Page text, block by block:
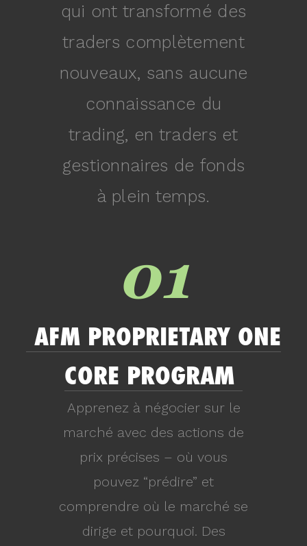
qui ont transformé des
traders complètement
nouveaux, sans aucune
connaissance du
trading, en traders et
gestionnaires de fonds
à plein temps.
01
AFM PROPRIETARY ONE
CORE PROGRAM
Apprenez à négocier sur le
marché avec des actions de
prix précises – où vous
pouvez “prédire” et
comprendre où le marché se
dirige et pourquoi. Des